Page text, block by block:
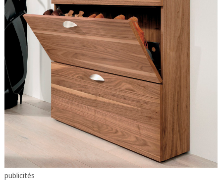
publicités